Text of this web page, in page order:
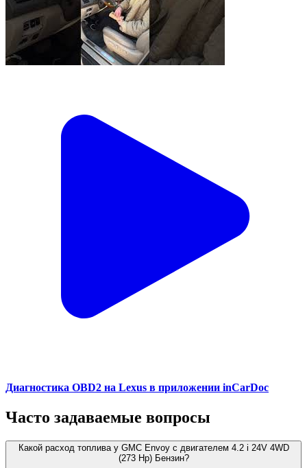
Диагностика OBD2 на Lexus в приложении inCarDoc
Часто задаваемые вопросы
Какой расход топлива у GMC Envoy с двигателем 4.2 i 24V 4WD
(273 Hp) Бензин?